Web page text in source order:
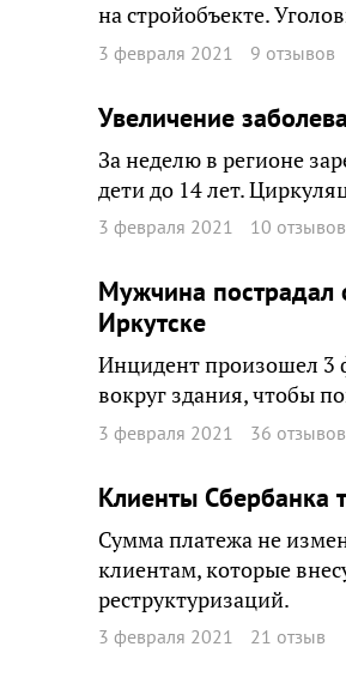
на стройобъекте.
3 февраля 2021 9 отзывов
Увеличение
За неделю в регионе
дети до 14 лет.
3 февраля 2021 10 отзывов
Мужчина пострадал
Иркутске
Инцидент произошел 3
вокруг здания, чтобы
3 февраля 2021 36 отзывов
Клиенты Сбербанка
Сумма платежа не
клиентам, которые
реструктуризаций.
3 февраля 2021 21 отзыв